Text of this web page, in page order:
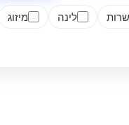
לינה מיזוג